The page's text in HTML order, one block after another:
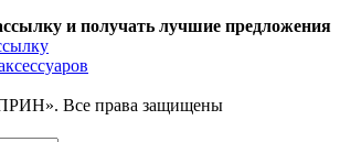
и получать лучшие предложения
Все права защищены